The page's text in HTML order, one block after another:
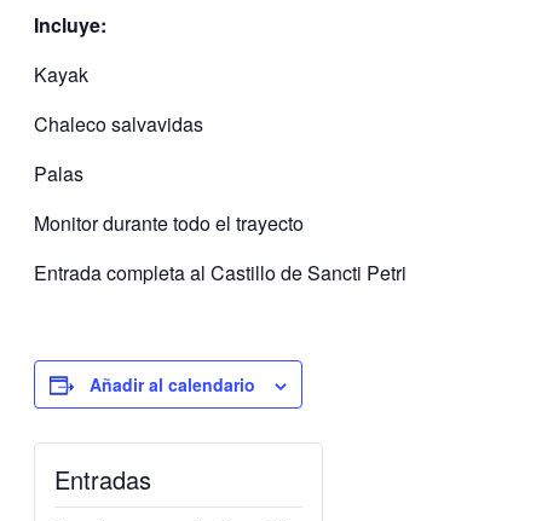
Incluye:
Kayak
Chaleco salvavidas
Palas
Monitor durante todo el trayecto
Entrada completa al Castillo de Sancti Petri
Añadir al calendario
Entradas